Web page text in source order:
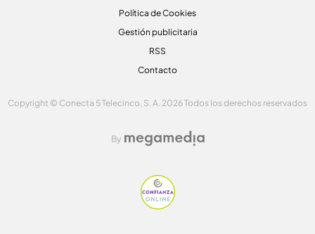
Política de Cookies
Gestión publicitaria
RSS
Contacto
Copyright © Conecta 5 Telecinco, S. A. 2026 Todos los derechos reservados
By